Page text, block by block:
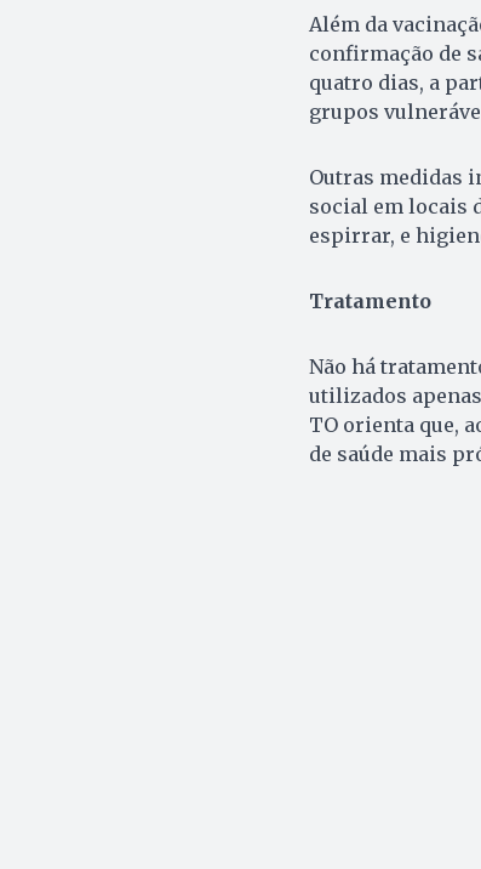
Além da
confirmação de
quatro dias, a
grupos
Outras medidas
social em locais
espirrar, e
Tratamento
Não há
utilizados
TO orienta que,
de saúde mais